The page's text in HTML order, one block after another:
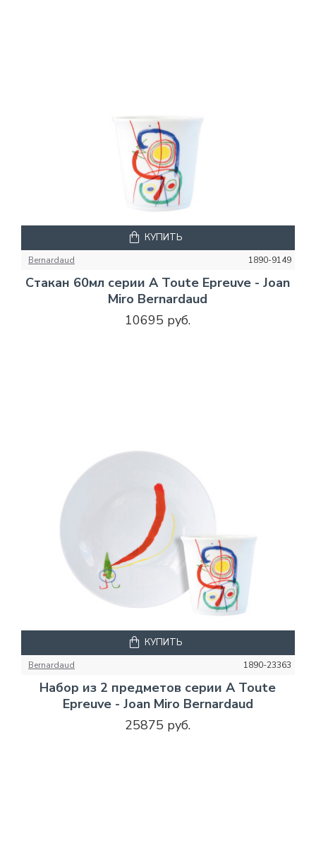
Bernardaud 1890-9149
Стакан 60мл серии A Toute Epreuve - Joan
Miro Bernardaud
10695 руб.
КУПИТЬ
Bernardaud 1890-23363
Набор из 2 предметов серии A Toute
Epreuve - Joan Miro Bernardaud
25875 руб.
КУПИТЬ